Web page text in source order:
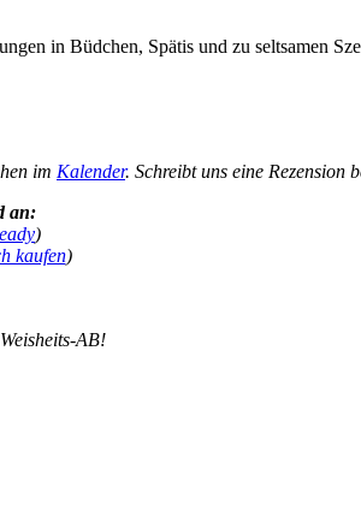
in Büdchen, Spätis und zu seltsamen
im Kalender. Schreibt uns eine Rezension
an:
)
kaufen)
AB!